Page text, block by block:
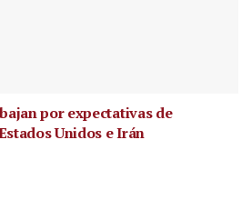
por expectativas de
Unidos e Irán